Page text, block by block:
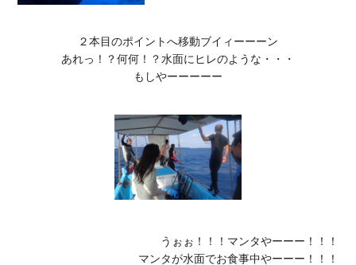
２本目のポイントへ移動ブイィーーーン
あれっ！？何何！？水面にヒレのような・・・
もしやーーーーー
うぉぉ！！！マンタやーーー！！！
マンタが水面でお食事中やーーー！！！